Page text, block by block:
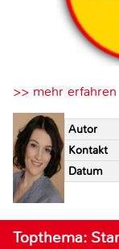
>> mehr erfahren
Autor
Kontakt
Datum
Topthema: